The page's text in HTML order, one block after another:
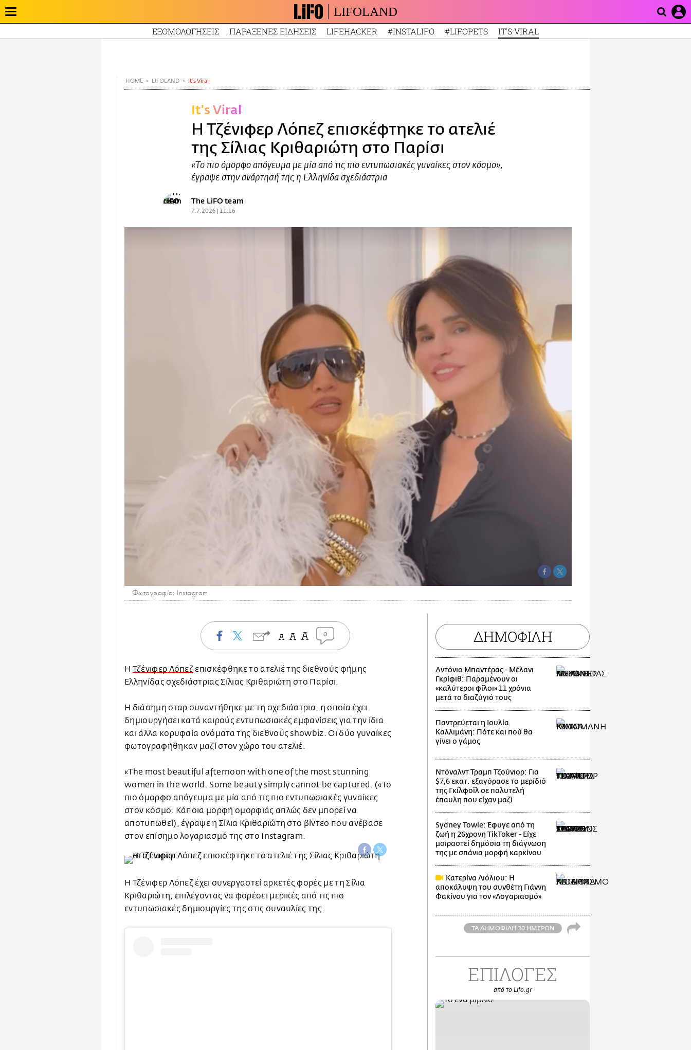
Παράκαμψη
LIFOLAND
ΕΞΟΜΟΛΟΓΗΣΕΙΣ ΠΑΡΑΞΕΝΕΣ ΕΙΔΗΣΕΙΣ LIFEHACKER #INSTALIFO #LIFOPETS IT'S VIRAL
HOME LIFOLAND It's Viral
It's Viral
Η Τζένιφερ Λόπεζ επισκέφτηκε το ατελιέ
της Σίλιας Κριθαριώτη στο Παρίσι
«Το πιο όμορφο απόγευμα με μία από τις πιο εντυπωσιακές γυναίκες στον κόσμο»,
έγραψε στην ανάρτησή της η Ελληνίδα σχεδιάστρια
The LiFO team
7.7.2026 | 11:16
Φωτογραφία: Instagram
0
Η Τζένιφερ Λόπεζεπισκέφθηκε το ατελιέ της διεθνούς φήμης
Ελληνίδας σχεδιάστριας Σίλιας Κριθαριώτη στο Παρίσι.
Η διάσημη σταρ συναντήθηκε με τη σχεδιάστρια, η οποία έχει
δημιουργήσει κατά καιρούς εντυπωσιακές εμφανίσεις για την ίδια
και άλλα κορυφαία ονόματα της διεθνούς showbiz. Οι δύο γυναίκες
φωτογραφήθηκαν μαζί στον χώρο του ατελιέ.
«The most beautiful afternoon with one of the most stunning
women in the world. Some beauty simply cannot be captured. («Το
πιο όμορφο απόγευμα με μία από τις πιο εντυπωσιακές γυναίκες
στον κόσμο. Κάποια μορφή ομορφιάς απλώς δεν μπορεί να
αποτυπωθεί), έγραψε η Σίλια Κριθαριώτη στο βίντεο που ανέβασε
στον επίσημο λογαριασμό της στο Instagram.
Η Τζένιφερ Λόπεζ έχει συνεργαστεί αρκετές φορές με τη Σίλια
Κριθαριώτη, επιλέγοντας να φορέσει μερικές από τις πιο
εντυπωσιακές δημιουργίες της στις συναυλίες της.
ΔΗΜΟΦΙΛΗ
Αντόνιο Μπαντέρας - Μέλανι
Γκρίφιθ: Παραμένουν οι
«καλύτεροι φίλοι» 11 χρόνια
μετά το διαζύγιό τους
Παντρεύεται η Ιουλία
Καλλιμάνη: Πότε και πού θα
γίνει ο γάμος
Ντόναλντ Τραμπ Τζούνιορ: Για
$7,6 εκατ. εξαγόρασε το μερίδιό
της Γκίλφοϊλ σε πολυτελή
έπαυλη που είχαν μαζί
Sydney Towle: Έφυγε από τη
ζωή η 26χρονη TikToker - Είχε
μοιραστεί δημόσια τη διάγνωση
της με σπάνια μορφή καρκίνου
Κατερίνα Λιόλιου: Η
αποκάλυψη του συνθέτη Γιάννη
Φακίνου για τον «Λογαριασμό»
ΤΑ ΔΗΜΟΦΙΛΗ 30 ΗΜΕΡΩΝ
ΕΠΙΛΟΓΕΣ
από το Lifo.gr